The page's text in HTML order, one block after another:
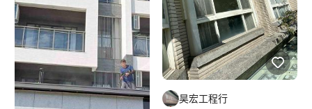
昊宏工程行